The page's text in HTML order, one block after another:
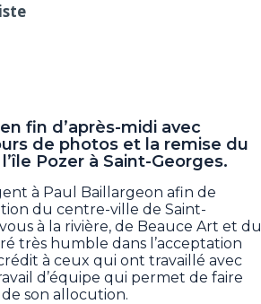
fin d’après-midi avec
de photos et la remise du
Pozer à Saint-Georges.
à Paul Baillargeon afin de
du centre-ville de Saint-
à la rivière, de Beauce Art et du
très humble dans l’acceptation
à ceux qui ont travaillé avec
d’équipe qui permet de faire
son allocution.